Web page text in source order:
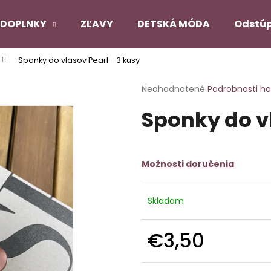
DOPLNKY ZĽAVY DETSKÁ MÓDA
Sponky do vlasov Pearl - 3 kusy
Priemerné
produktu
je
hviezdičiek.
Neohodnotené Podrobnosti
Sponky do
Možnosti doručenia
Skladom
€3,50
cena:
Čo potrebujete nájsť?
HĽADAŤ
Odporúčame
NUENO
€12,90
Pôvodne: